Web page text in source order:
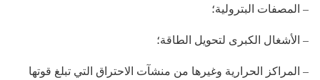
– المصفات البترولية؛
– الأشغال الكبرى لتحويل الطاقة؛
– المراكز الحرارية وغيرها من منشآت الاحتراق التي تبلغ قوتها